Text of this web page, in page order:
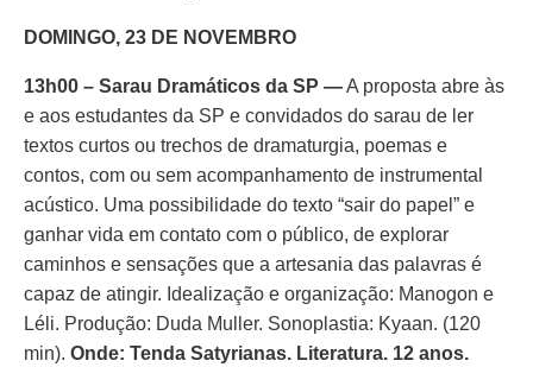
DOMINGO, 23 DE NOVEMBRO
13h00 – Sarau Dramáticos da SP —A proposta abre às
e aos estudantes da SP e convidados do sarau de ler
textos curtos ou trechos de dramaturgia, poemas e
contos, com ou sem acompanhamento de instrumental
acústico. Uma possibilidade do texto “sair do papel” e
ganhar vida em contato com o público, de explorar
caminhos e sensações que a artesania das palavras é
capaz de atingir. Idealização e organização: Manogon e
Léli. Produção: Duda Muller. Sonoplastia: Kyaan. (120
min). Onde: Tenda Satyrianas. Literatura. 12 anos.